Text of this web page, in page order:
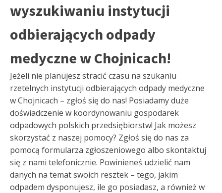
wyszukiwaniu instytucji
odbierających odpady
medyczne w Chojnicach!
Jeżeli nie planujesz stracić czasu na szukaniu
rzetelnych instytucji odbierających odpady medyczne
w Chojnicach – zgłoś się do nas! Posiadamy duże
doświadczenie w koordynowaniu gospodarek
odpadowych polskich przedsiębiorstw! Jak możesz
skorzystać z naszej pomocy? Zgłoś się do nas za
pomocą formularza zgłoszeniowego albo skontaktuj
się z nami telefonicznie. Powinieneś udzielić nam
danych na temat swoich resztek – tego, jakim
odpadem dysponujesz, ile go posiadasz, a również w